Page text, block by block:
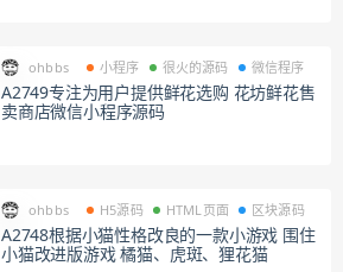
ohbbs 小程序 很火的源码 微信程序
A2749专注为用户提供鲜花选购 花坊鲜花售
卖商店微信小程序源码
ohbbs H5源码 HTML页面 区块源码
A2748根据小猫性格改良的一款小游戏 围住
小猫改进版游戏 橘猫、虎斑、狸花猫